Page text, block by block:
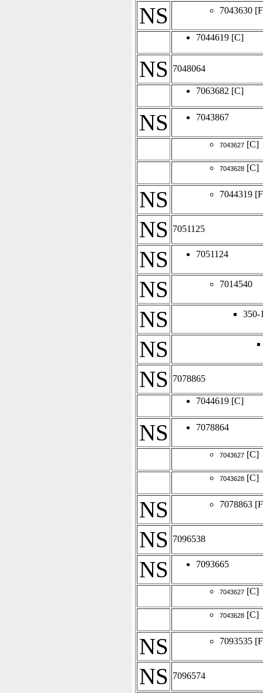
NS 7043630
7044619 [C]
NS 7048064
7063682 [C]
NS 7043867
7043627 [C]
7043628 [C]
NS 7044319
NS 7051125
NS 7051124
NS 7014540
NS 350-
NS
NS 7078865
7044619 [C]
NS 7078864
7043627 [C]
7043628 [C]
NS 7078863
NS 7096538
NS 7093665
7043627 [C]
7043628 [C]
NS 7093535
NS 7096574